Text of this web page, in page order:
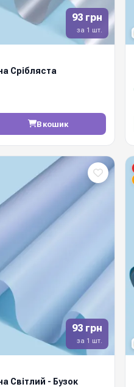
93 грн
за 1 шт.
Срібляста
В кошик
93 грн
за 1 шт.
Світлий - Бузок